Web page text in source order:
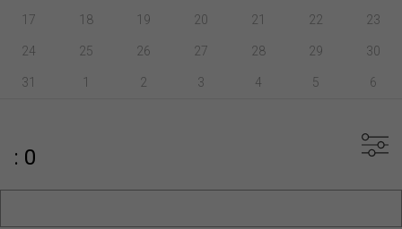
17 18 19 20 21 22 23
24 25 26 27 28 29 30
31 1 2 3 4 5 6
: 0